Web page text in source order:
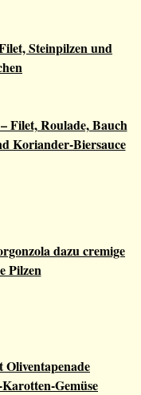
Steinpilzen und
Filet, Roulade, Bauch
Koriander-Biersauce
dazu cremige
Pilzen
Gemüse